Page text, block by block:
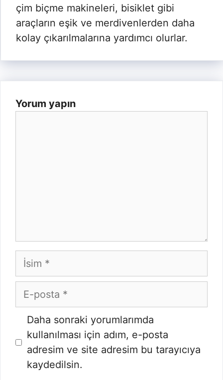
çim biçme makineleri, bisiklet gibi
araçların eşik ve merdivenlerden daha
kolay çıkarılmalarına yardımcı olurlar.
Yorum yapın
İsim
E-
posta
İnternet
sitesi
Daha sonraki yorumlarımda
kullanılması için adım, e-posta
adresim ve site adresim bu tarayıcıya
kaydedilsin.